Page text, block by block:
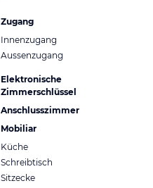
Zugang
Innenzugang
Aussenzugang
Elektronische
Zimmerschlüssel
Anschlusszimmer
Mobiliar
Küche
Schreibtisch
Sitzecke